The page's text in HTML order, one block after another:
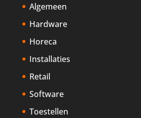
Algemeen
Hardware
Horeca
Installaties
Retail
Software
Toestellen